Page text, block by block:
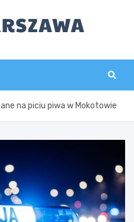
na piciu piwa w Mokotowie